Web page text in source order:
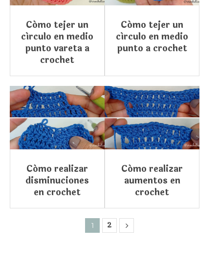
Cómo tejer un
círculo en medio
punto vareta a
crochet
Cómo tejer un
círculo en medio
punto a crochet
Cómo realizar
disminuciones
en crochet
Cómo realizar
aumentos en
crochet
1 2